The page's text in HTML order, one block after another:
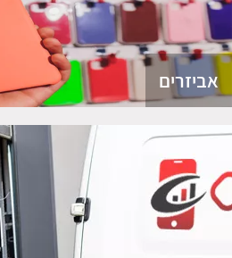
אביזרים